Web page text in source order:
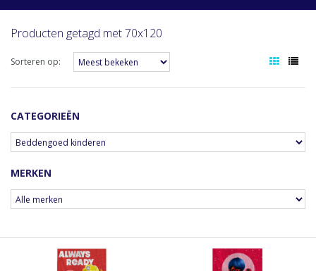
Producten getagd met 70x120
Sorteren op:
CATEGORIEËN
MERKEN